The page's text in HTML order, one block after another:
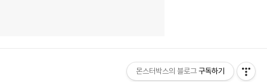
몬스터박스의 블로그 구독하기